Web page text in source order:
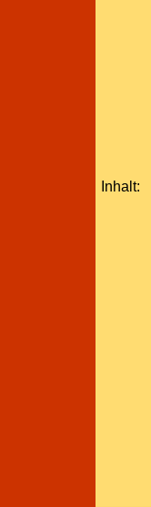
Inhalt: